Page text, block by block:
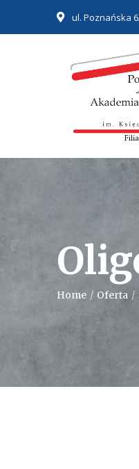
ul. Poznańska
Home / Oferta /